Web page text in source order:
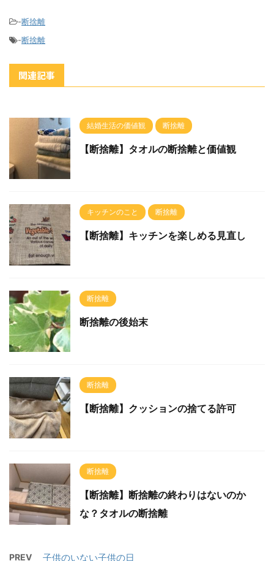
-断捨離
-断捨離
関連記事
結婚生活の価値観 断捨離
【断捨離】タオルの断捨離と価値観
キッチンのこと 断捨離
【断捨離】キッチンを楽しめる見直し
断捨離
断捨離の後始末
断捨離
【断捨離】クッションの捨てる許可
断捨離
【断捨離】断捨離の終わりはないのか
な？タオルの断捨離
PREV 子供のいない子供の日